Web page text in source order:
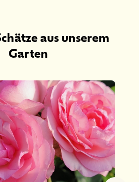
aus unserem
Garten